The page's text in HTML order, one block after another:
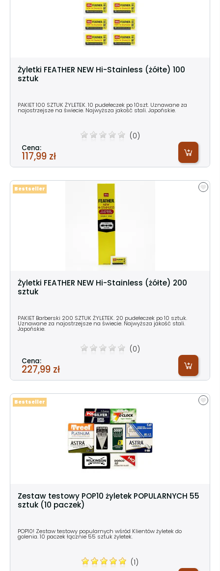
Żyletki FEATHER NEW Hi-Stainless (żółte) 100
sztuk
PAKIET 100 SZTUK ŻYLETEK. 10 pudełeczek po 10szt. Uznawane za
najostrzejsze na świecie. Najwyższa jakość stali. Japońskie.
(0)
Cena:
117,99 zł
Żyletki FEATHER NEW Hi-Stainless (żółte) 200
sztuk
PAKIET Barberski 200 SZTUK ŻYLETEK. 20 pudełeczek po 10 sztuk.
Uznawane za najostrzejsze na świecie. Najwyższa jakość stali.
Japońskie.
(0)
Cena:
227,99 zł
Bestseller
Zestaw testowy POP10 żyletek POPULARNYCH 55
sztuk (10 paczek)
POP10! Zestaw testowy popularnych wśród Klientów żyletek do
golenia. 10 paczek łącznie 55 sztuk żyletek.
(1)
Bestseller